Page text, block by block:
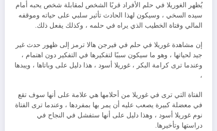
يُظهر الغوريلا في حلم الأفراد قربًا الشخص لمقابلة شخص يحبه أمام
سيده السخي ، وسيكون لهذا الحادث تأثير سلبي على حياته وموقفه
المالي وفتاة الخطيب الذي يراه في حلمه ، وكذلك يفعل ذلك.
إن مشاهدة غوريلا في حلم في فيرجن هالا ترمز إلى ظهور حدث غير
جيد لحياتها ، وهو ما سيكون سببًا لتفكيرها في التفكير دون اهتمام ،
وعندما ترى كرامة البكر ، غوريلا أسود ، هذا دليل على وباتاها ، ويبدها
،
الفتاة التي ترى في غوريلا من أحلامها هي علامة على أنها سوف تقع
في معضلة كبيرة يصعب عليه أن يمر بها بمفردها ، وعندما ترى الفتاة
نوم غوريلا أسود ، وهذا دليل على أنها ستفشل في النجاح في
دراستها وتأخيرها.